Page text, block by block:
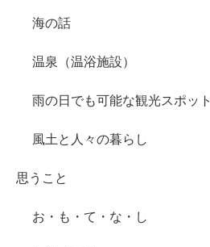
海の話
温泉（温浴施設）
雨の日でも可能な観光スポット
風土と人々の暮らし
思うこと
お・も・て・な・し